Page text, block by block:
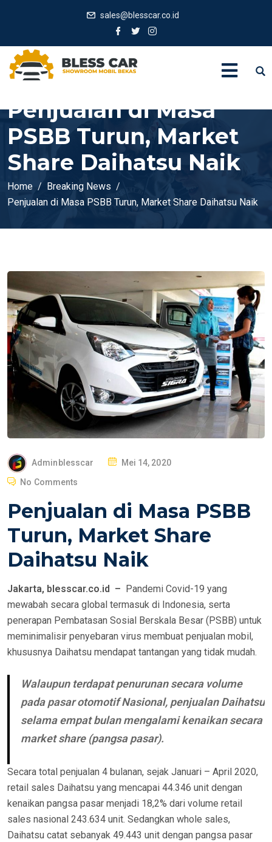
sales@blesscar.co.id
Penjualan di Masa
PSBB Turun, Market
Share Daihatsu Naik
Home
Breaking News
Penjualan di Masa PSBB Turun, Market Share Daihatsu Naik
Adminblesscar
P
T
D
O
Mei 14, 2020
No Comments
Penjualan di Masa PSBB
Turun, Market Share
Daihatsu Naik
Jakarta, blesscar.co.id –
Pandemi Covid-19 yang
mewabah secara global termasuk di Indonesia, serta
penerapan Pembatasan Sosial Berskala Besar (PSBB) untuk
meminimalisir penyebaran virus membuat penjualan mobil,
khususnya Daihatsu mendapat tantangan yang tidak mudah.
Walaupun terdapat penurunan secara volume
pada pasar otomotif Nasional, penjualan Daihatsu
selama empat bulan mengalami kenaikan secara
market share (pangsa pasar).
Secara total penjualan 4 bulanan, sejak Januari – April 2020,
retail sales Daihatsu yang mencapai 44.346 unit dengan
kenaikan pangsa pasar menjadi 18,2% dari volume retail
sales nasional 243.634 unit. Sedangkan whole sales,
Daihatsu catat sebanyak 49.443 unit dengan pangsa pasar